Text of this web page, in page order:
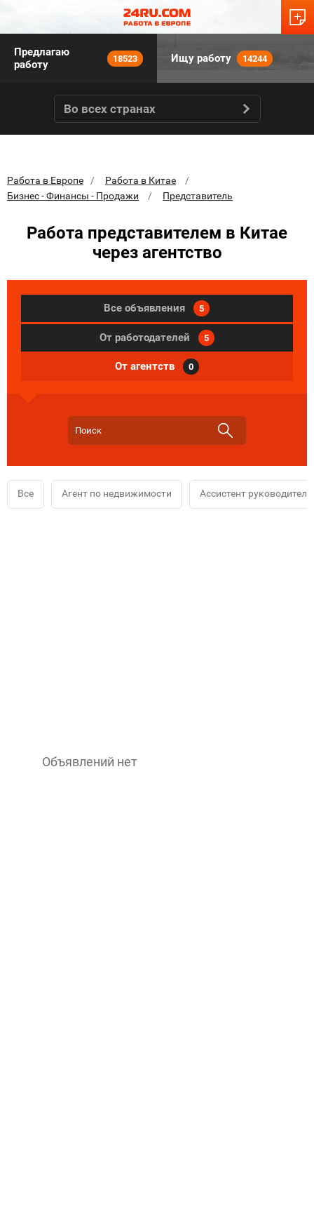
Предлагаю
работу
18523 Ищу работу 14244
Во всех странах
Работа в Европе
Работа в Китае
Бизнес - Финансы - Продажи
Представитель
Работа представителем в Китае
через агентство
Все объявления 5
От работодателей 5
От агентств 0
Все Агент по недвижимости Ассистент руководителя
Объявлений нет